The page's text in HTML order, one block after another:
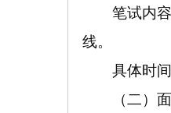
笔试内容
线。
具体时间
（二）面